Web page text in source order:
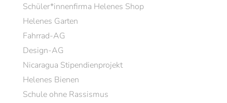
Schüler*innenfirma Helenes Shop
Helenes Garten
Fahrrad-AG
Design-AG
Nicaragua Stipendienprojekt
Helenes Bienen
Schule ohne Rassismus